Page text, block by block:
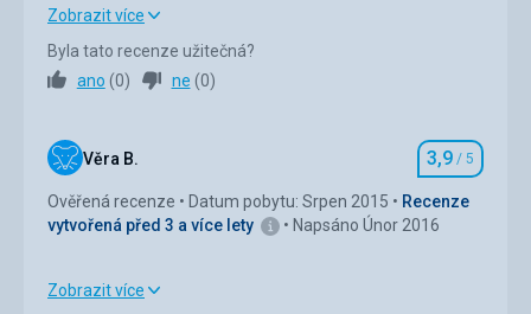
Ubytování
Služby 5,0/ 5
Cena 5,0
Zobrazit více
Byla tato recenze užitečná?
ano (0) ne (0)
Věra B. Hodnocení
3,9 / 5
Ověřená recenze Datum pobytu: Srpen 2015
Recenze
vytvořená před 3 a více lety
Napsáno Únor 2016
Zobrazit více